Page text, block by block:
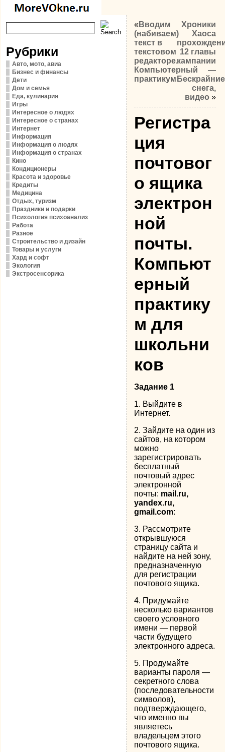
Рубрики
Авто, мото, авиа
Бизнес и финансы
Дети
Дом и семья
Еда, кулинария
Игры
Интересное о людях
Интересное о странах
Интернет
Информация
Информация о людях
Информация о странах
Кино
Кондиционеры
Красота и здоровье
Кредиты
Медицина
Отдых, туризм
Праздники и подарки
Психология психоанализ
Работа
Разное
Строительство и дизайн
Товары и услуги
Хард и софт
Экология
Экстросенсорика
«Вводим
(набиваем)
текст в
текстовом
редакторе.
Компьютерный
практикум
Хроники
Хаоса
12 главы
кампании
—
Бескрайние
снега,
видео »
Регистра
ция
почтовог
о ящика
электрон
ной
почты.
Компьют
ерный
практику
м для
школьни
ков
Задание 1
1. Выйдите в
Интернет.
2. Зайдите на один из
сайтов, на котором
можно
зарегистрировать
бесплатный
почтовый адрес
электронной
почты: mail.ru,
yandex.ru,
gmail.com:
3. Рассмотрите
открывшуюся
страницу сайта и
найдите на ней зону,
предназначенную
для регистрации
почтового ящика.
4. Придумайте
несколько вариантов
своего условного
имени — первой
части будущего
электронного адреса.
5. Продумайте
варианты пароля —
секретного слова
(последовательности
символов),
подтверждающего,
что именно вы
являетесь
владельцем этого
почтового ящика.